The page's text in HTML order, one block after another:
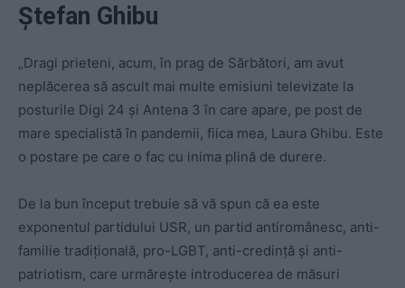
Ștefan Ghibu
„Dragi prieteni, acum, în prag de Sărbători, am avut
neplăcerea să ascult mai multe emisiuni televizate la
posturile Digi 24 și Antena 3 în care apare, pe post de
mare specialistă în pandemii, fiica mea, Laura Ghibu. Este
o postare pe care o fac cu inima plină de durere.
De la bun început trebuie să vă spun că ea este
exponentul partidului USR, un partid antiromânesc, anti-
familie tradițională, pro-LGBT, anti-credință și anti-
patriotism, care urmărește introducerea de măsuri